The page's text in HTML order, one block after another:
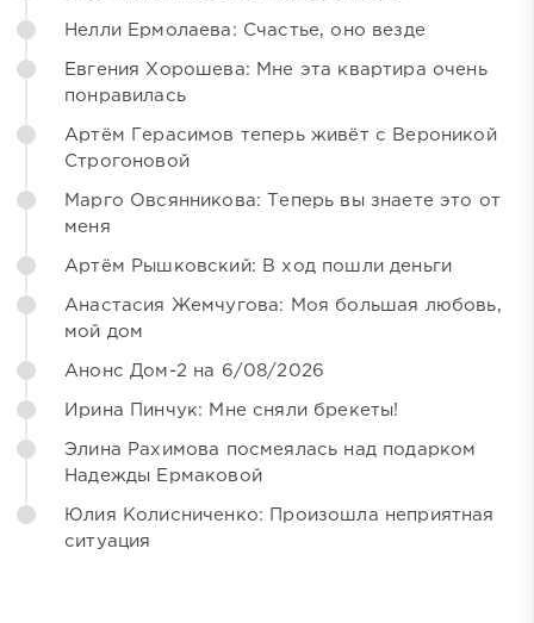
Нелли Ермолаева: Счастье, оно везде
Евгения Хорошева: Мне эта квартира очень
понравилась
Артём Герасимов теперь живёт с Вероникой
Строгоновой
Марго Овсянникова: Теперь вы знаете это от
меня
Артём Рышковский: В ход пошли деньги
Анастасия Жемчугова: Моя большая любовь,
мой дом
Анонс Дом-2 на 6/08/2026
Ирина Пинчук: Мне сняли брекеты!
Элина Рахимова посмеялась над подарком
Надежды Ермаковой
Юлия Колисниченко: Произошла неприятная
ситуация